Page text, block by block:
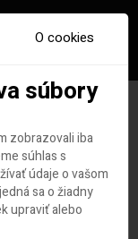
O cookies
súbory
zobrazovali iba
súhlas s
údaje o vašom
sa o žiadny
upraviť alebo